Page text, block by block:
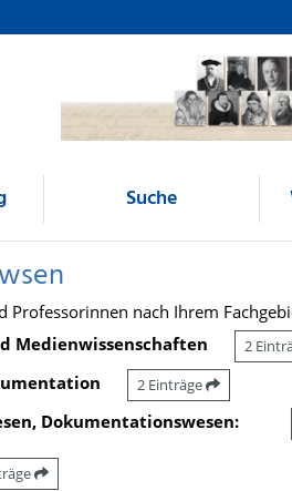
Suche
Professorinnen nach Ihrem
Medienwissenschaften
2
2 Einträge
Dokumentationswesen: